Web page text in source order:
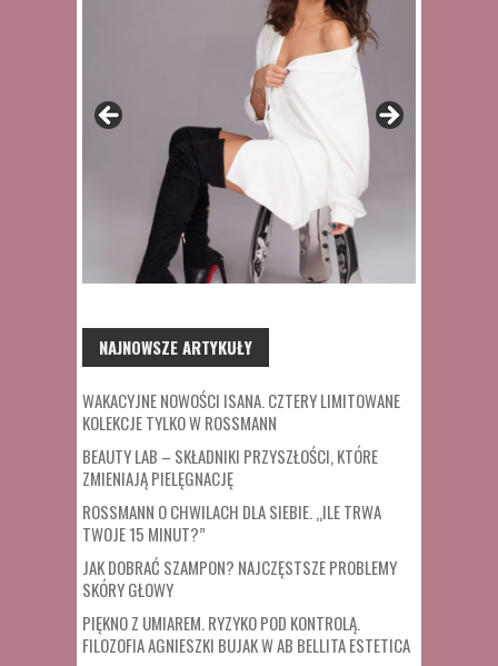
NAJNOWSZE ARTYKUŁY
WAKACYJNE NOWOŚCI ISANA. CZTERY LIMITOWANE
KOLEKCJE TYLKO W ROSSMANN
BEAUTY LAB – SKŁADNIKI PRZYSZŁOŚCI, KTÓRE
ZMIENIAJĄ PIELĘGNACJĘ
ROSSMANN O CHWILACH DLA SIEBIE. „ILE TRWA
TWOJE 15 MINUT?”
JAK DOBRAĆ SZAMPON? NAJCZĘSTSZE PROBLEMY
SKÓRY GŁOWY
PIĘKNO Z UMIAREM. RYZYKO POD KONTROLĄ.
FILOZOFIA AGNIESZKI BUJAK W AB BELLITA ESTETICA